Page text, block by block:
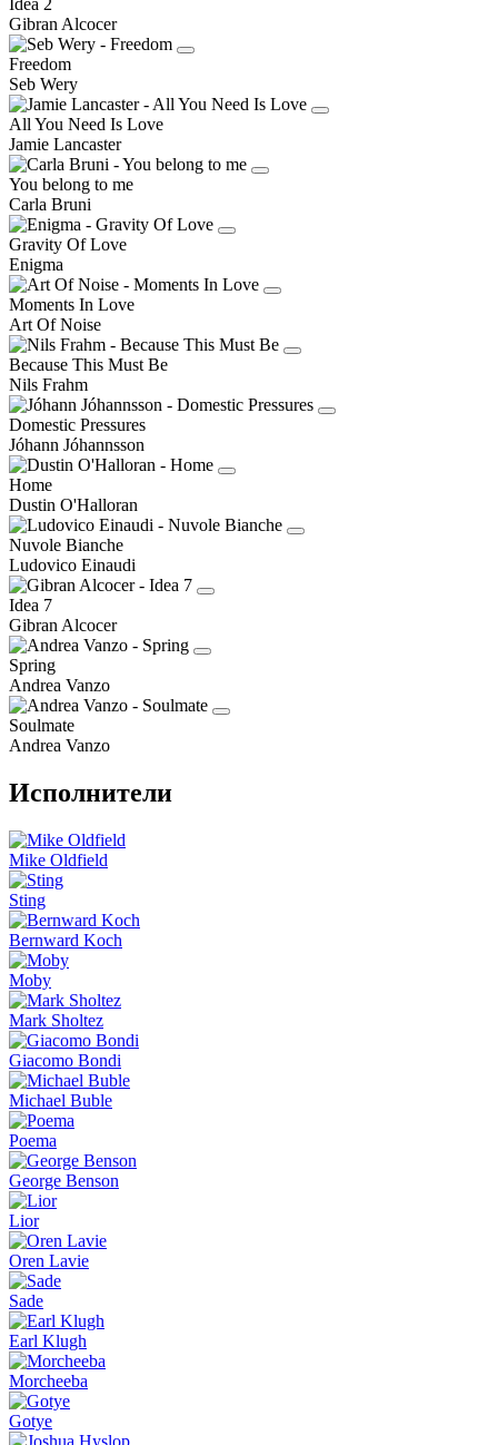
Gibran Alcocer
Freedom
Seb Wery
All You Need Is Love
Jamie Lancaster
You belong to me
Carla Bruni
Gravity Of Love
Enigma
Moments In Love
Art Of Noise
Because This Must Be
Nils Frahm
Domestic Pressures
Jóhann Jóhannsson
Home
Dustin O'Halloran
Nuvole Bianche
Ludovico Einaudi
Idea 7
Gibran Alcocer
Spring
Andrea Vanzo
Soulmate
Andrea Vanzo
Исполнители
Mike Oldfield
Sting
Bernward Koch
Moby
Mark Sholtez
Giacomo Bondi
Michael Buble
Poema
George Benson
Lior
Oren Lavie
Sade
Earl Klugh
Morcheeba
Gotye